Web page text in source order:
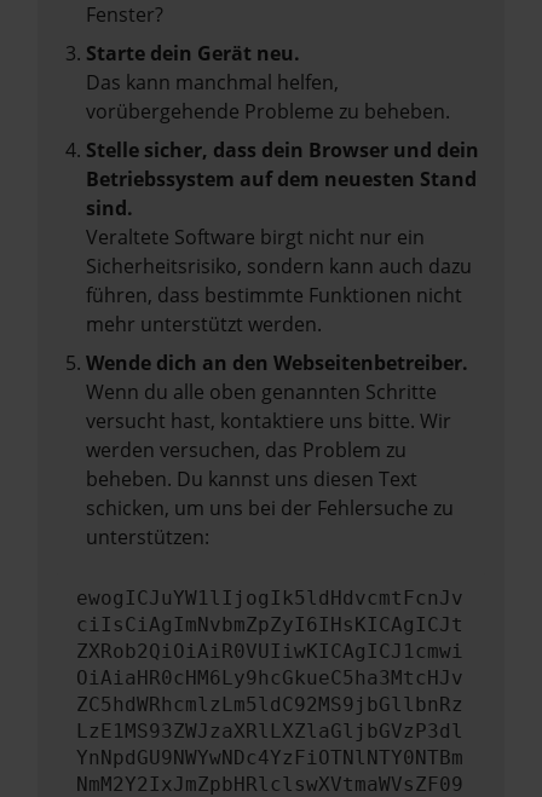
Fenster?
Starte dein Gerät neu.
Das kann manchmal helfen,
vorübergehende Probleme zu beheben.
Stelle sicher, dass dein Browser und dein
Betriebssystem auf dem neuesten Stand
sind.
Veraltete Software birgt nicht nur ein
Sicherheitsrisiko, sondern kann auch dazu
führen, dass bestimmte Funktionen nicht
mehr unterstützt werden.
Wende dich an den Webseitenbetreiber.
Wenn du alle oben genannten Schritte
versucht hast, kontaktiere uns bitte. Wir
werden versuchen, das Problem zu
beheben. Du kannst uns diesen Text
schicken, um uns bei der Fehlersuche zu
unterstützen:
ewogICJuYW1lIjogIk5ldHdvcmtFcnJv
ciIsCiAgImNvbmZpZyI6IHsKICAgICJt
ZXRob2QiOiAiR0VUIiwKICAgICJ1cmwi
OiAiaHR0cHM6Ly9hcGkueC5ha3MtcHJv
ZC5hdWRhcmlzLm5ldC92MS9jbGllbnRz
LzE1MS93ZWJzaXRlLXZlaGljbGVzP3dl
YnNpdGU9NWYwNDc4YzFiOTNlNTY0NTBm
NmM2Y2IxJmZpbHRlclswXVtmaWVsZF09